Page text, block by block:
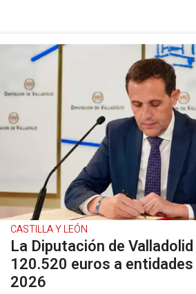
CASTILLA Y LEÓN
La Diputación de
120.520 euros a
2026